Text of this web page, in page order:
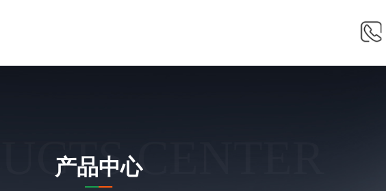
CENTER
产品中心